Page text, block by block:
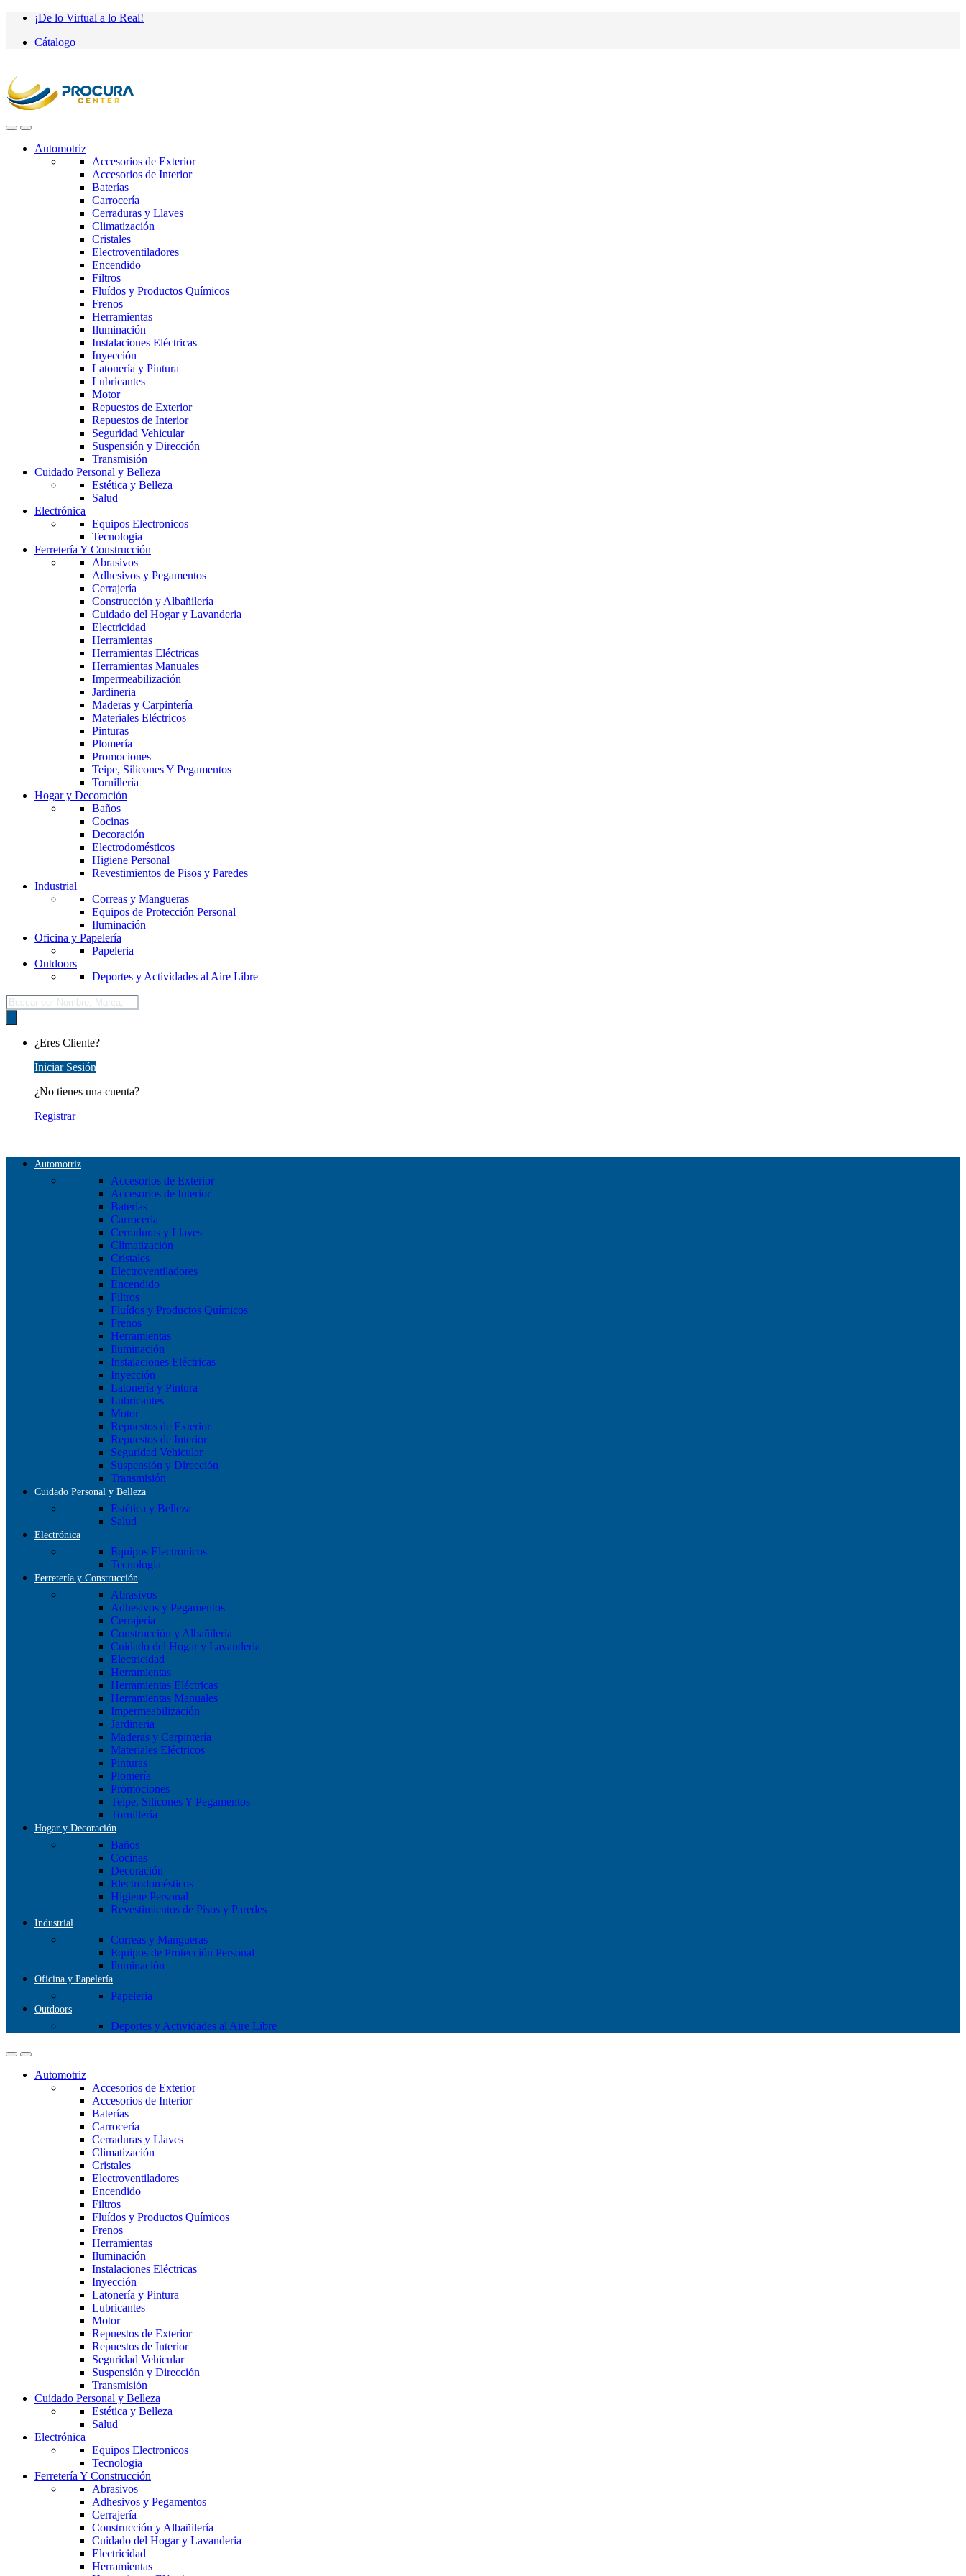
Saltar
navegación
saltar
contenido
¡De lo Virtual a lo Real!
Cátalogo
Automotriz
Accesorios de Exterior
Accesorios de Interior
Baterías
Carrocería
Cerraduras y Llaves
Climatización
Cristales
Electroventiladores
Encendido
Filtros
Fluídos y Productos Químicos
Frenos
Herramientas
Iluminación
Instalaciones Eléctricas
Inyección
Latonería y Pintura
Lubricantes
Motor
Repuestos de Exterior
Repuestos de Interior
Seguridad Vehicular
Suspensión y Dirección
Transmisión
Cuidado Personal y Belleza
Estética y Belleza
Salud
Electrónica
Equipos Electronicos
Tecnologia
Ferretería Y Construcción
Abrasivos
Adhesivos y Pegamentos
Cerrajería
Construcción y Albañilería
Cuidado del Hogar y Lavanderia
Electricidad
Herramientas
Herramientas Eléctricas
Herramientas Manuales
Impermeabilización
Jardineria
Maderas y Carpintería
Materiales Eléctricos
Pinturas
Plomería
Promociones
Teipe, Silicones Y Pegamentos
Tornillería
Hogar y Decoración
Baños
Cocinas
Decoración
Electrodomésticos
Higiene Personal
Revestimientos de Pisos y Paredes
Industrial
Correas y Mangueras
Equipos de Protección Personal
Iluminación
Oficina y Papelería
Papeleria
Outdoors
Deportes y Actividades al Aire Libre
Búsqueda
de
productos
¿Eres Cliente?
Iniciar Sesión
¿No tienes una cuenta?
Registrar
Automotriz
Accesorios de Exterior
Accesorios de Interior
Baterías
Carrocería
Cerraduras y Llaves
Climatización
Cristales
Electroventiladores
Encendido
Filtros
Fluídos y Productos Químicos
Frenos
Herramientas
Iluminación
Instalaciones Eléctricas
Inyección
Latonería y Pintura
Lubricantes
Motor
Repuestos de Exterior
Repuestos de Interior
Seguridad Vehicular
Suspensión y Dirección
Transmisión
Cuidado Personal y Belleza
Estética y Belleza
Salud
Electrónica
Equipos Electronicos
Tecnologia
Ferretería y Construcción
Abrasivos
Adhesivos y Pegamentos
Cerrajería
Construcción y Albañilería
Cuidado del Hogar y Lavanderia
Electricidad
Herramientas
Herramientas Eléctricas
Herramientas Manuales
Impermeabilización
Jardineria
Maderas y Carpintería
Materiales Eléctricos
Pinturas
Plomería
Promociones
Teipe, Silicones Y Pegamentos
Tornillería
Hogar y Decoración
Baños
Cocinas
Decoración
Electrodomésticos
Higiene Personal
Revestimientos de Pisos y Paredes
Industrial
Correas y Mangueras
Equipos de Protección Personal
Iluminación
Oficina y Papelería
Papeleria
Outdoors
Deportes y Actividades al Aire Libre
Automotriz
Accesorios de Exterior
Accesorios de Interior
Baterías
Carrocería
Cerraduras y Llaves
Climatización
Cristales
Electroventiladores
Encendido
Filtros
Fluídos y Productos Químicos
Frenos
Herramientas
Iluminación
Instalaciones Eléctricas
Inyección
Latonería y Pintura
Lubricantes
Motor
Repuestos de Exterior
Repuestos de Interior
Seguridad Vehicular
Suspensión y Dirección
Transmisión
Cuidado Personal y Belleza
Estética y Belleza
Salud
Electrónica
Equipos Electronicos
Tecnologia
Ferretería Y Construcción
Abrasivos
Adhesivos y Pegamentos
Cerrajería
Construcción y Albañilería
Cuidado del Hogar y Lavanderia
Electricidad
Herramientas